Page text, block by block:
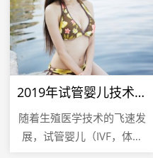
孕，排卵试纸作为一种简
单、便捷的工...
2019年试管婴儿技术，成功率的新突破
随着生殖医学技术的飞速发
展，试管婴儿（IVF，体外